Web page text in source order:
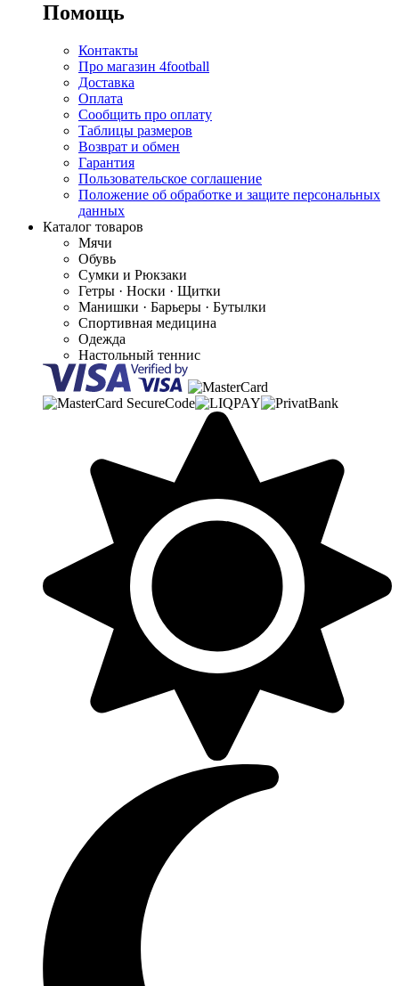
Помощь
Контакты
Про магазин 4football
Доставка
Оплата
Сообщить про оплату
Таблицы размеров
Возврат и обмен
Гарантия
Пользовательское соглашение
Положение об обработке и защите персональных
данных
Каталог товаров
Мячи
Обувь
Сумки и Рюкзаки
Гетры · Носки · Щитки
Манишки · Барьеры · Бутылки
Спортивная медицина
Одежда
Настольный теннис